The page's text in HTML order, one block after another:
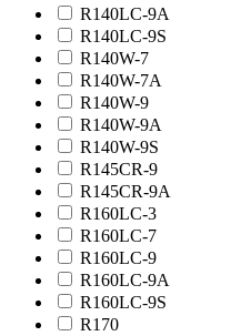
R140LC-9A
R140LC-9S
R140W-7
R140W-7A
R140W-9
R140W-9A
R140W-9S
R145CR-9
R145CR-9A
R160LC-3
R160LC-7
R160LC-9
R160LC-9A
R160LC-9S
R170